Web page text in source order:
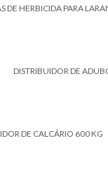
DE HERBICIDA PARA
DISTRIBUIDOR DE
DE CALCÁRIO 600 KG